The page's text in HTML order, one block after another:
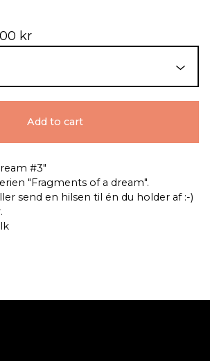
kr
Add to cart
#3"
"Fragments of a dream".
send en hilsen til én du holder af :-)